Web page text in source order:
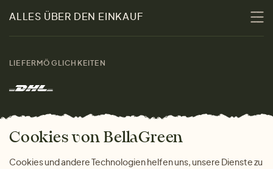
Kontakt
Marken
Das freundliche Magazin
Damen
Herren
Geschenke
ALLES ÜBER DEN EINKAUF
Warum bei uns einkaufen
LIEFERMÖGLICHKEITEN
ZAHLUNGSMÖGLICHKEITEN
Cookies von BellaGreen
Cookies und andere Technologien helfen uns, unsere Dienste zu